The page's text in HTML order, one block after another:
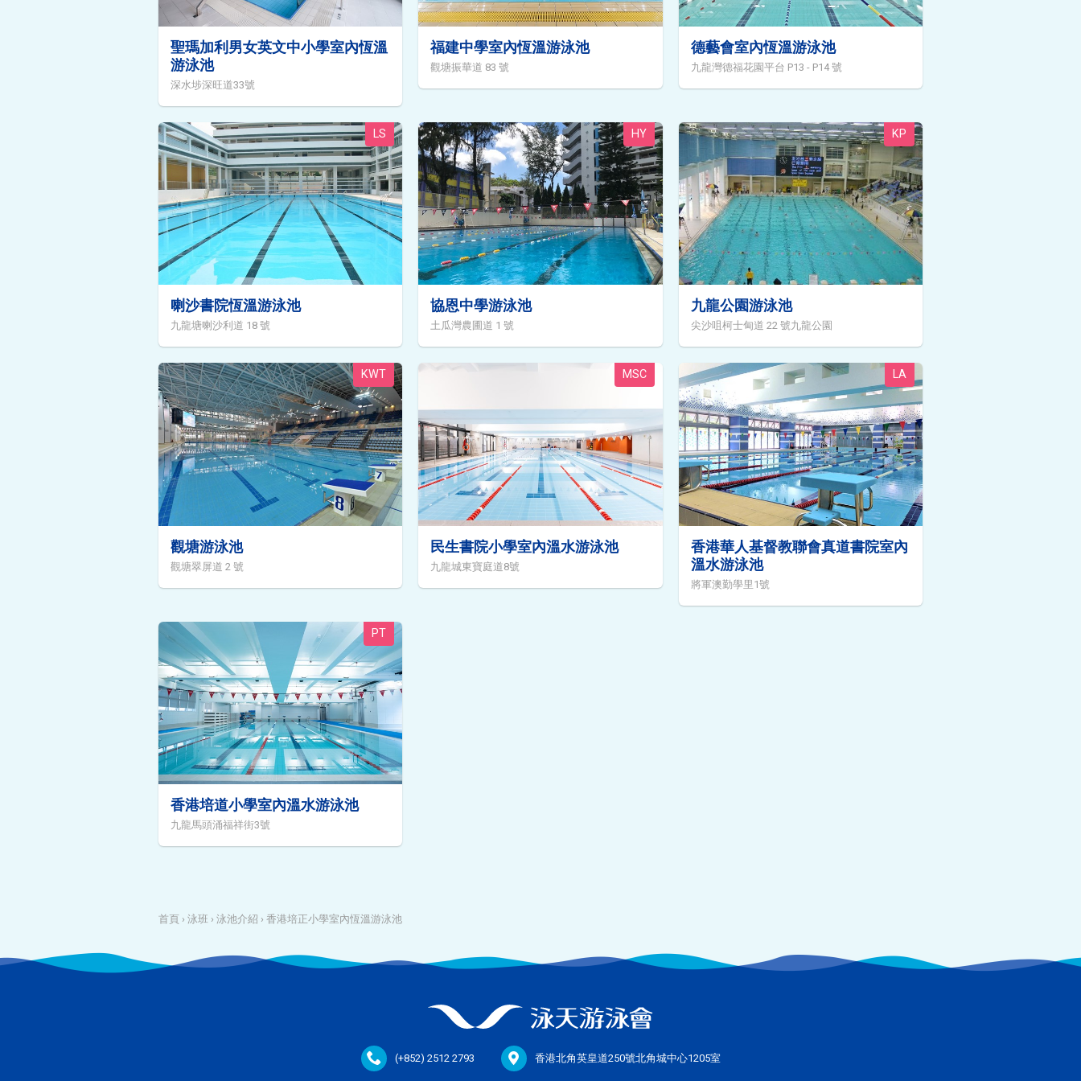
聖瑪加利男女英文中小學室內恆溫
游泳池
深水埗深旺道33號
福建中學室內恆溫游泳池
觀塘振華道 83 號
德藝會室內恆溫游泳池
九龍灣德福花園平台 P13 - P14 號
LS
喇沙書院恆溫游泳池
九龍塘喇沙利道 18 號
HY
協恩中學游泳池
土瓜灣農圃道 1 號
KP
九龍公園游泳池
尖沙咀柯士甸道 22 號九龍公園
KWT
觀塘游泳池
觀塘翠屏道 2 號
MSC
民生書院小學室內溫水游泳池
九龍城東寶庭道8號
LA
香港華人基督教聯會真道書院室內
溫水游泳池
將軍澳勤學里1號
PT
香港培道小學室內溫水游泳池
九龍馬頭涌福祥街3號
首頁 › 泳班 › 泳池介紹 › 香港培正小學室內恆溫游泳池
(+852) 2512 2793 香港北角英皇道250號北角城中心1205室